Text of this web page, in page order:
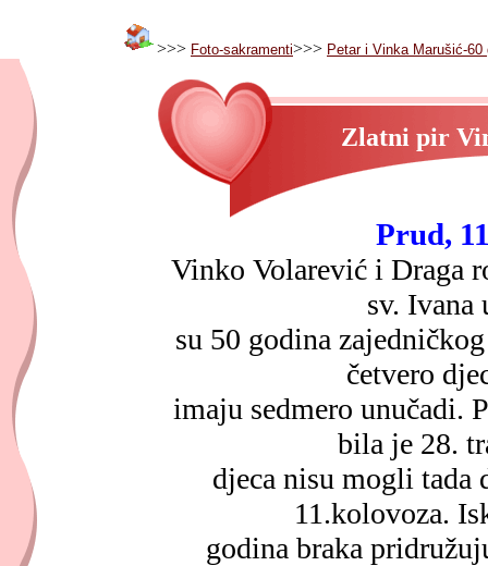
>>> Foto-sakramenti>>> Petar i Vinka Marušić-60
Zlatni pir
Prud,
Vinko Volarević i Draga
sv. Ivana
su 50 godina
četvero
imaju sedmero unučadi.
bila je 28.
djeca nisu mogli
11.kolovoza.
godina braka